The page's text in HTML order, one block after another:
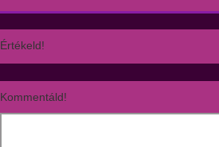
Értékeld!
Kommentáld!